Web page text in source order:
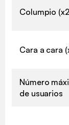
Columpio
Cara a cara
Número
de usuarios